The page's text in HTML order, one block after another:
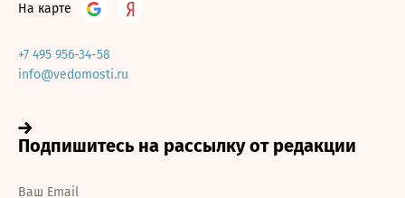
На карте
+7 495 956-34-58
info@vedomosti.ru